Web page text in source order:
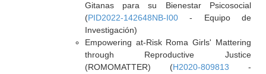
Gitanas para su Bienestar Psicosocial
(PID2022-142648NB-I00- Equipo de
Investigación)
Empowering at-Risk Roma Girls' Mattering
through Reproductive Justice
(ROMOMATTER) (H2020-809813 -